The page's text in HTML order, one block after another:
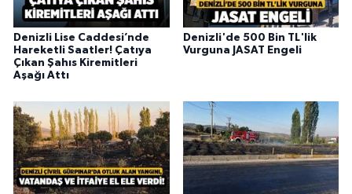
Denizli Lise Caddesi’nde
Hareketli Saatler! Çatıya
Çıkan Şahıs Kiremitleri
Aşağı Attı
Denizli'de 500 Bin TL'lik
Vurguna JASAT Engeli